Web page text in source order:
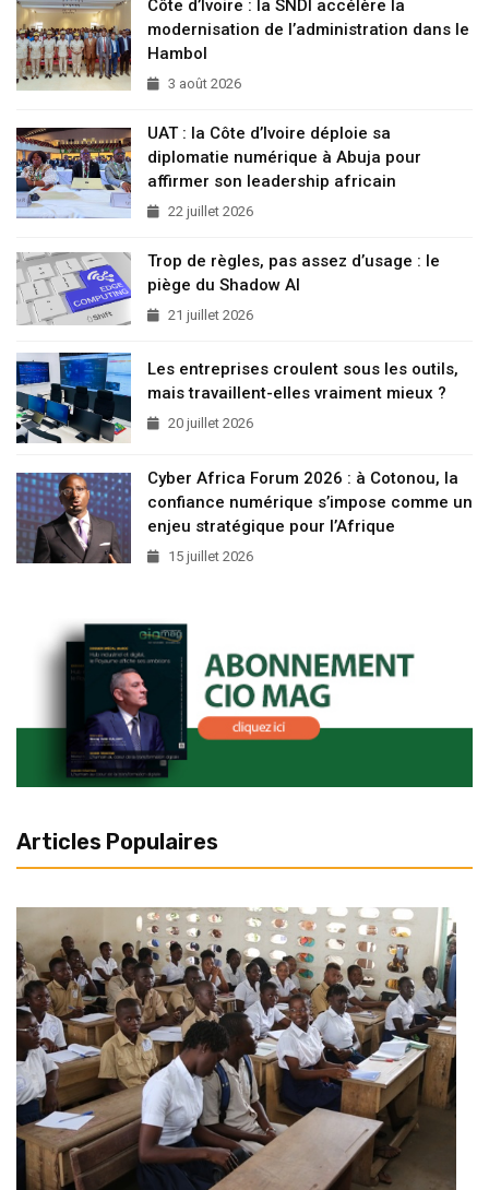
Côte d’Ivoire : la SNDI accélère la
modernisation de l’administration dans le
Hambol
3 août 2026
UAT : la Côte d’Ivoire déploie sa
diplomatie numérique à Abuja pour
affirmer son leadership africain
22 juillet 2026
Trop de règles, pas assez d’usage : le
piège du Shadow AI
21 juillet 2026
Les entreprises croulent sous les outils,
mais travaillent-elles vraiment mieux ?
20 juillet 2026
Cyber Africa Forum 2026 : à Cotonou, la
confiance numérique s’impose comme un
enjeu stratégique pour l’Afrique
15 juillet 2026
Articles Populaires